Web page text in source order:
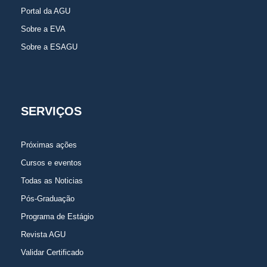
Portal da AGU
Sobre a EVA
Sobre a ESAGU
SERVIÇOS
Próximas ações
Cursos e eventos
Todas as Noticias
Pós-Graduação
Programa de Estágio
Revista AGU
Validar Certificado